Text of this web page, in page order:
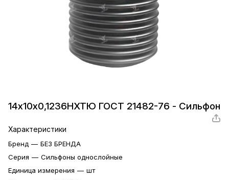
14х10х0,1236НХТЮ ГОСТ 21482-76 - Сильфон
Характеристики
Бренд — БЕЗ БРЕНДА
Серия — Сильфоны однослойные
Единица измерения — шт